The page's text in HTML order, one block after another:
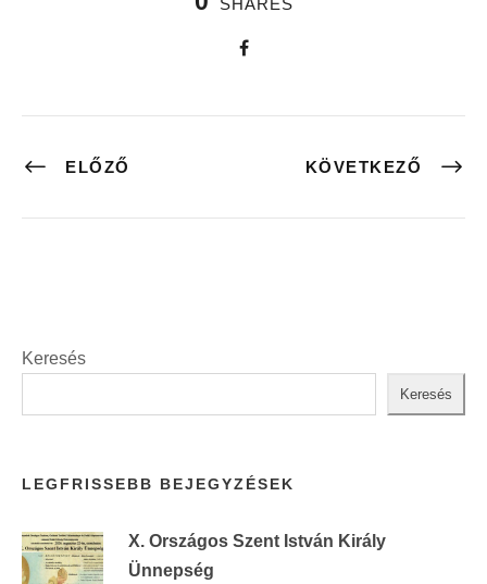
ELŐZŐ KÖVETKEZŐ
Keresés
Keresés
LEGFRISSEBB BEJEGYZÉSEK
X. Országos Szent István Király
Ünnepség